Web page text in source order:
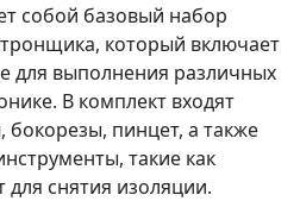
собой базовый набор
который включает
для выполнения различных
В комплект входят
бокорезы, пинцет, а также
такие как
для снятия изоляции.